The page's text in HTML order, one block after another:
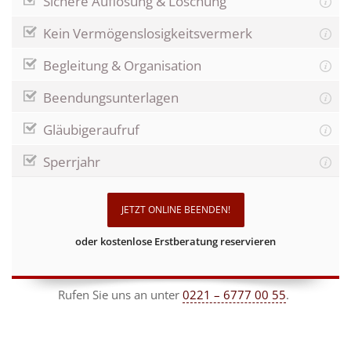
Kein Vermögenslosigkeitsvermerk
Begleitung & Organisation
Beendungsunterlagen
Gläubigeraufruf
Sperrjahr
JETZT ONLINE BEENDEN!
oder kostenlose Erstberatung reservieren
Rufen Sie uns an unter 0221 – 6777 00 55.